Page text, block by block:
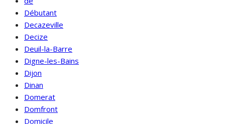
Débutant
Decazeville
Decize
Deuil-la-Barre
Digne-les-Bains
Dijon
Dinan
Domerat
Domfront
Domicile